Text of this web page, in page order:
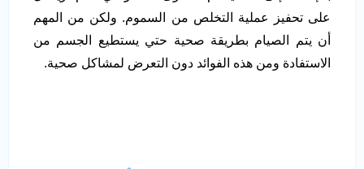
على تحفيز عملية التخلص من السموم. ولكن من المهم
أن يتم الصيام بطريقة صحية حتي يستطيع الجسم من
الاستفادة ومن هذه الفوائد دون التعرض لمشاكل صحية.